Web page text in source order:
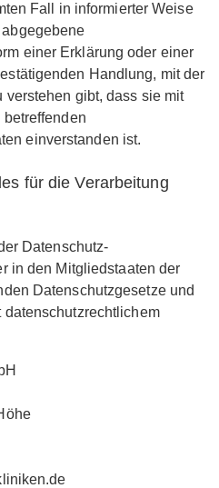
Fall in informierter Weise
einer Erklärung oder einer
Handlung, mit der
verstehen gibt, dass sie mit
einverstanden ist.
für die Verarbeitung
Datenschutz-
in den Mitgliedstaaten der
Datenschutzgesetze und